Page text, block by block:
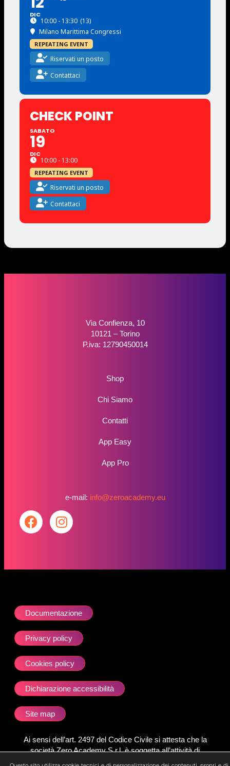
DIC
10:00 - 13:30 (13)
Milano Marittima Congressi
REPEATING EVENT
Riservati un posto
Contattaci
CHECK POINT
SABATO
19
DIC
10:00 - 13:00
REPEATING EVENT
Riservati un posto
Contattaci
Via Confienza, 10
10121 – Torino
P.iva: 12790450014
Shop
Chi Siamo
Contatti
App Easy
App Pro
e-mail: info@zeroacademy.eu
Documentazione
Privacy policy
Cookies policy
Dichiarazione accessibilità
Site map
Ai sensi dell’art. 2497 del Codice Civile si attesta che la
società Zero Academy S.r.l. è soggetta all’attività di
direzione e coordinamento della società uBroker S.p.A.